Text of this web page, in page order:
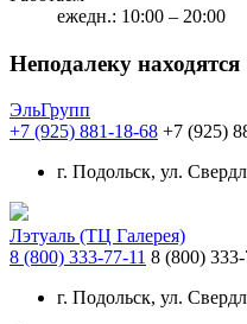
ежедн.: 10:00 – 20:00
Неподалеку находятся
ЭльГрупп
+7 (925) 881-18-68 +7 (925)
г. Подольск, ул.
Лэтуаль (ТЦ Галерея)
8 (800) 333-77-11 8 (800)
г. Подольск, ул.